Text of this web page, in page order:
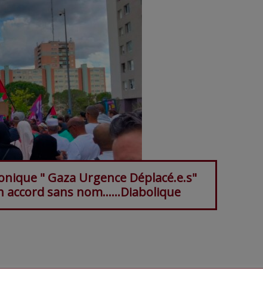
" Gaza Urgence Déplacé.e.s"
accord sans nom…...Diabolique